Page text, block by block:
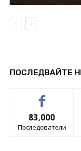
ПОСЛЕДВАЙТЕ
83,000
Последователи